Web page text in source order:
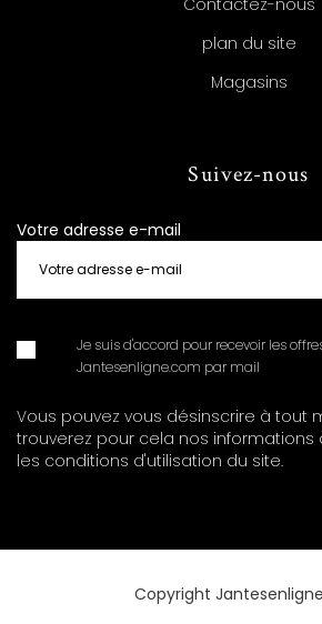
plan du site
Magasins
Suivez-nous
Votre adresse e-mail
Je suis d'accord pour recevoir les
Jantesenligne.com par mail
Vous pouvez vous désinscrire à tout
trouverez pour cela nos
les conditions d'utilisation du site.
Copyright